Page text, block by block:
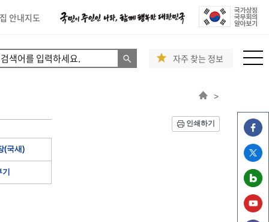
안내지도
자주 찾는 정보
>
인쇄하기
(국새)